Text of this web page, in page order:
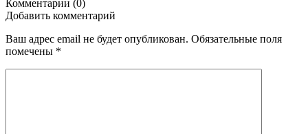
Комментарии (0)
Добавить комментарий
Ваш адрес email не будет опубликован. Обязательные поля
помечены *